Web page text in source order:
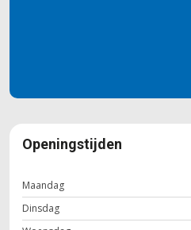
Openingstijden
Maandag
Dinsdag